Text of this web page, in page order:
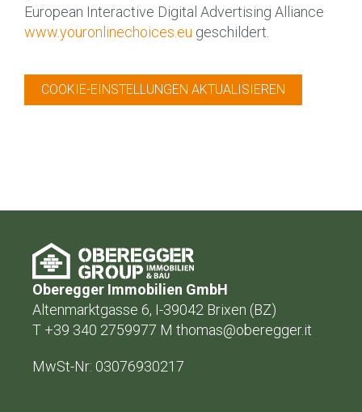
European Interactive Digital Advertising Alliance
www.youronlinechoices.eu geschildert.
COOKIE-EINSTELLUNGEN AKTUALISIEREN
Oberegger Immobilien GmbH
Altenmarktgasse 6, I-39042 Brixen (BZ)
T +39 340 2759977 M thomas@oberegger.it
MwSt-Nr: 03076930217